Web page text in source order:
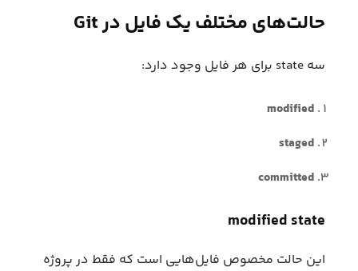
حالت‌های مختلف یک فایل در Git
سه state برای هر فایل وجود دارد:
modified
staged
committed
modified state
این حالت مخصوص فایل‌هایی است که فقط در پروژه